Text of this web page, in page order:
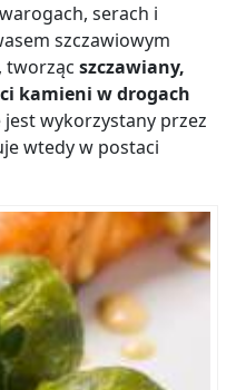
serach i
szczawiowym
tworząc szczawiany,
kamieni w drogach
jest wykorzystany przez
wtedy w postaci